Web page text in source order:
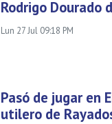
Rodrigo Dourado
Lun 27 Jul 09:18 PM
Pasó de jugar en
utilero de